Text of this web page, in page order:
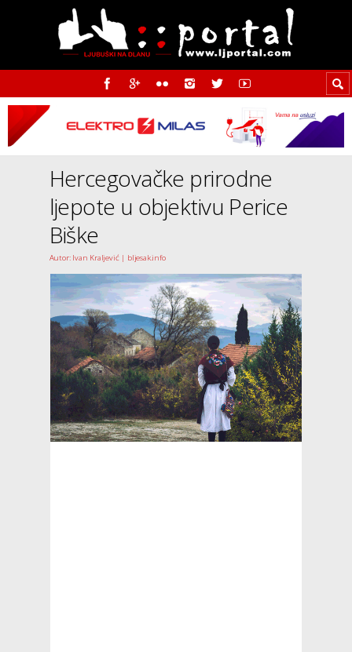
Hercegovačke prirodne
ljepote u objektivu Perice
Biške
Autor: Ivan Kraljević | bljesak.info